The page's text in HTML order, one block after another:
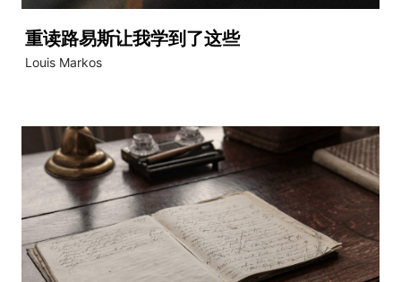
重读路易斯让我学到了这些
Louis Markos